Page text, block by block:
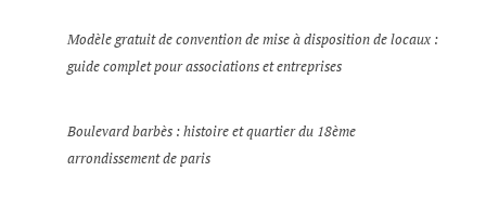
Modèle gratuit de convention de mise à disposition de locaux :
guide complet pour associations et entreprises
Boulevard barbès : histoire et quartier du 18ème
arrondissement de paris